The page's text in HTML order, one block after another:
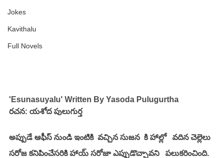
Jokes
Kavithalu
Full Novels
'Esunasuyalu' Written By Yasoda Pulugurtha
రచన: యశోద పులుగుర్త
అప్పుడే ఆఫీస్ నుండి ఇంటికి  వచ్చిన సుజన  కి హాల్లో   వదిన చెల్లెలు
సరోజ కనిపించేసరికి హాయ్ సరోజా ఎప్పుడొచ్చావని   పలుకరించింది.